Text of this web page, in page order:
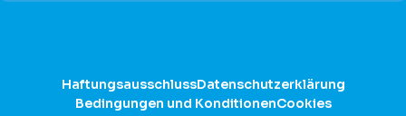
HaftungsausschlussDatenschutzerklärung
Bedingungen und KonditionenCookies